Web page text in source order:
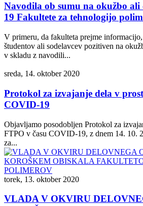
Navodila ob sumu na okužbo
19 Fakultete za tehnologijo
V primeru, da fakulteta prejme
študentov ali sodelavcev pozitiven na
v skladu z navodili...
sreda, 14. oktober 2020
Protokol za izvajanje dela v
COVID-19
Objavljamo posodobljen Protokol za
FTPO v času COVID-19, z dnem 14.
za...
torek, 13. oktober 2020
VLADA V OKVIRU